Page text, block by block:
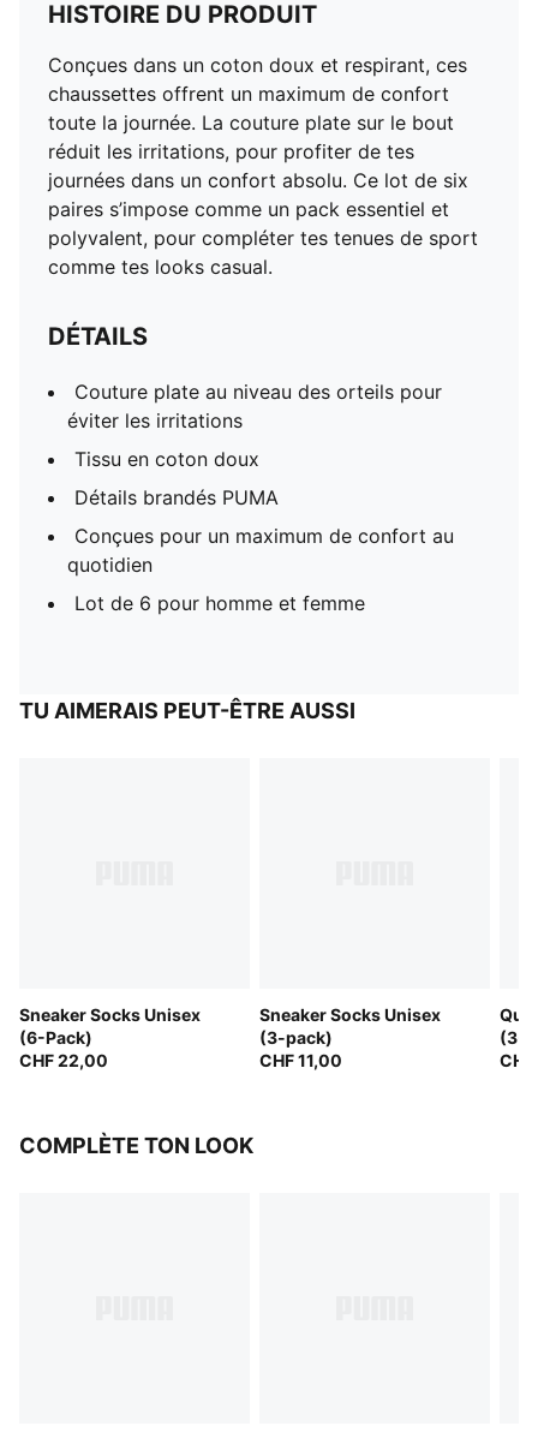
HISTOIRE DU PRODUIT
Conçues dans un coton doux et respirant, ces
chaussettes offrent un maximum de confort
toute la journée. La couture plate sur le bout
réduit les irritations, pour profiter de tes
journées dans un confort absolu. Ce lot de six
paires s’impose comme un pack essentiel et
polyvalent, pour compléter tes tenues de sport
comme tes looks casual.
DÉTAILS
Couture plate au niveau des orteils pour
éviter les irritations
Tissu en coton doux
Détails brandés PUMA
Conçues pour un maximum de confort au
quotidien
Lot de 6 pour homme et femme
TU AIMERAIS PEUT-ÊTRE AUSSI
Sneaker Socks Unisex
(6-Pack)
CHF 22,00
Sneaker Socks Unisex
(3-pack)
CHF 11,00
(3-
COMPLÈTE TON LOOK